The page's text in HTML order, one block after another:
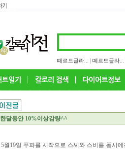
떼르드글라... 떼르드글라...
한달동안 10%이상감량^^
5월19일 푸파를 시작으로 스씨와 스비를 동시